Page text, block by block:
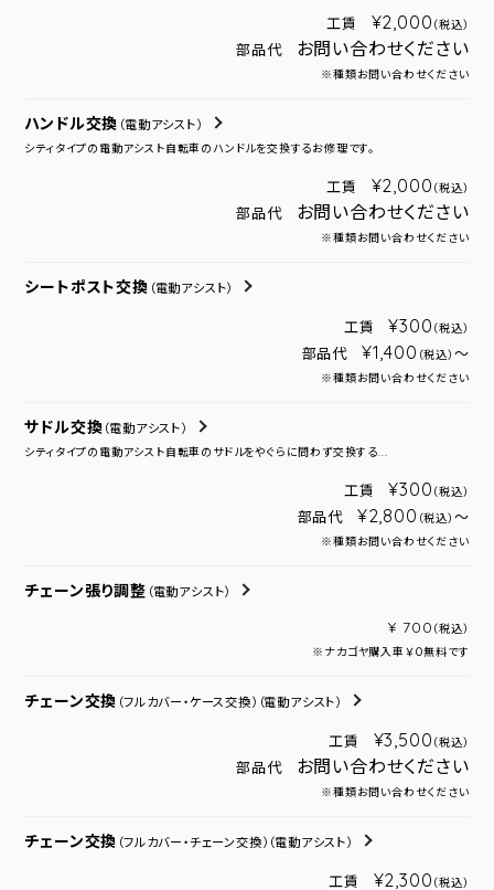
工賃 ¥2,000 （税込）
部品代 お問い合わせください
※種類お問い合わせください
ハンドル交換 （電動アシスト）
シティタイプの電動アシスト自転車のハンドルを交換するお修理です。
工賃 ¥2,000 （税込）
部品代 お問い合わせください
※種類お問い合わせください
シートポスト交換 （電動アシスト）
工賃 ¥300 （税込）
部品代 ¥1,400 （税込） ～
※種類お問い合わせください
サドル交換 （電動アシスト）
シティタイプの電動アシスト自転車のサドルをやぐらに問わず交換する...
工賃 ¥300 （税込）
部品代 ¥2,800 （税込） ～
※種類お問い合わせください
チェーン張り調整 （電動アシスト）
¥ 700 （税込）
※ナカゴヤ購入車￥０無料です
チェーン交換 （フルカバー・ケース交換） （電動アシスト）
工賃 ¥3,500 （税込）
部品代 お問い合わせください
※種類お問い合わせください
チェーン交換 （フルカバー・チェーン交換） （電動アシスト）
工賃 ¥2,300 （税込）